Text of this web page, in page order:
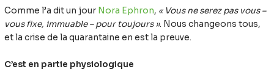
Comme l’a dit un jour Nora Ephron, « Vous ne serez pas vous –
vous fixe, immuable – pour toujours ». Nous changeons tous,
et la crise de la quarantaine en est la preuve.
C’est en partie physiologique